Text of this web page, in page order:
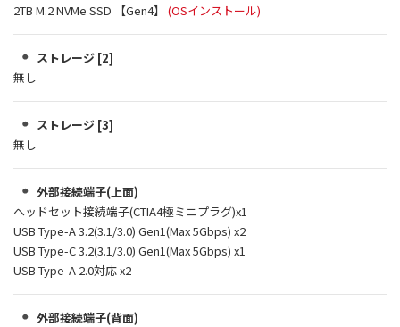
2TB M.2 NVMe SSD 【Gen4】 (OSインストール)
ストレージ [2]
無し
ストレージ [3]
無し
外部接続端子(上面)
ヘッドセット接続端子(CTIA4極ミニプラグ)x1
USB Type-A 3.2(3.1/3.0) Gen1(Max 5Gbps) x2
USB Type-C 3.2(3.1/3.0) Gen1(Max 5Gbps) x1
USB Type-A 2.0対応 x2
外部接続端子(背面)